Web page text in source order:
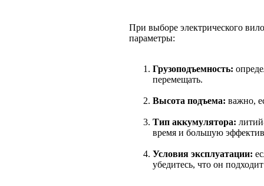
При выборе электрического
параметры:
Грузоподъемность:
перемещать.
Высота подъема: важно,
Тип аккумулятора:
время и большую
Условия эксплуатации:
убедитесь, что он